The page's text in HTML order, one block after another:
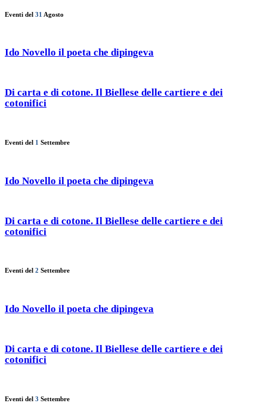
Eventi del 31 Agosto
Ido Novello il poeta che dipingeva
Di carta e di cotone. Il Biellese delle cartiere e dei
cotonifici
Eventi del 1 Settembre
Ido Novello il poeta che dipingeva
Di carta e di cotone. Il Biellese delle cartiere e dei
cotonifici
Eventi del 2 Settembre
Ido Novello il poeta che dipingeva
Di carta e di cotone. Il Biellese delle cartiere e dei
cotonifici
Eventi del 3 Settembre